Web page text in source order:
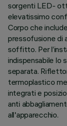
sorgenti LED-
elevatissimo
Corpo che
pressofusione di
soffitto. Per
indispensabile lo
separata.
termoplastico
integrati e
anti
all'apparecchio.